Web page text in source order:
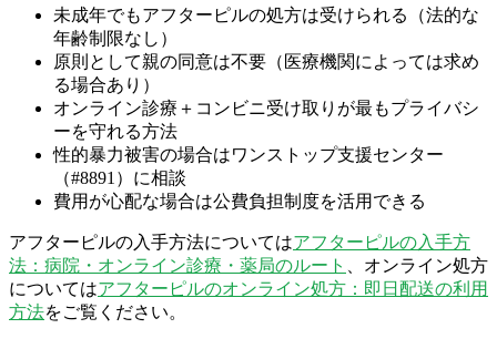
未成年でもアフターピルの処方は受けられる（法的な
年齢制限なし）
原則として親の同意は不要（医療機関によっては求め
る場合あり）
オンライン診療＋コンビニ受け取りが最もプライバシ
ーを守れる方法
性的暴力被害の場合はワンストップ支援センター
（#8891）に相談
費用が心配な場合は公費負担制度を活用できる
アフターピルの入手方法についてはアフターピルの入手方
法：病院・オンライン診療・薬局のルート
、オンライン処方
についてはアフターピルのオンライン処方：即日配送の利用
方法をご覧ください。